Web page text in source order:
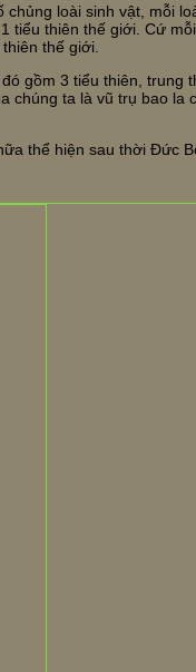
loài sinh vật, mỗi
tiểu thiên thế giới. Cứ
thế giới.
gồm 3 tiểu thiên, trung
chúng ta là vũ trụ bao la
thể hiện sau thời Đức